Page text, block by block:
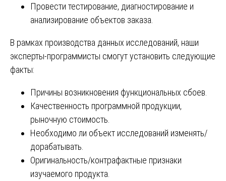
Провести тестирование, диагностирование и
анализирование объектов заказа.
В рамках производства данных исследований, наши
эксперты-программисты смогут установить следующие
факты:
Причины возникновения функциональных сбоев.
Качественность программной продукции,
рыночную стоимость.
Необходимо ли объект исследований изменять/
дорабатывать.
Оригинальность/контрафактные признаки
изучаемого продукта.